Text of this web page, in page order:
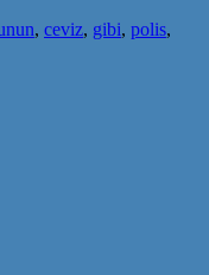
, ceviz, gibi, polis,